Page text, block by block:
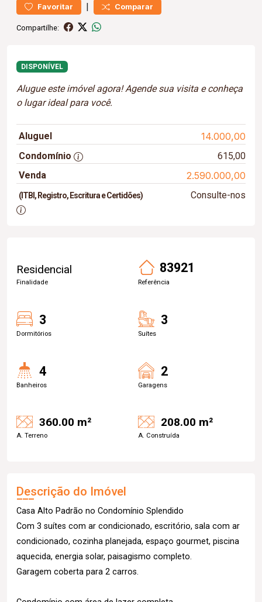
Favoritar | Comparar
Compartilhe:
DISPONÍVEL
Alugue este imóvel agora! Agende sua visita e conheça
o lugar ideal para você.
Aluguel 14.000,00
Condomínio
615,00
Venda
2.590.000,00
(ITBI, Registro, Escritura e Certidões) Consulte-nos
Residencial
Finalidade
83921
Referência
3
Dormitórios
3
Suítes
4
Banheiros
2
Garagens
360.00 m²
A. Terreno
208.00 m²
A. Construída
Descrição do Imóvel
Casa Alto Padrão no Condomínio Splendido
Com 3 suítes com ar condicionado, escritório, sala com ar
condicionado, cozinha planejada, espaço gourmet, piscina
aquecida, energia solar, paisagismo completo.
Garagem coberta para 2 carros.